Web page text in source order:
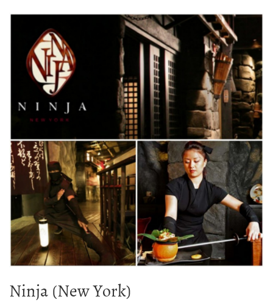
Ninja (New York)